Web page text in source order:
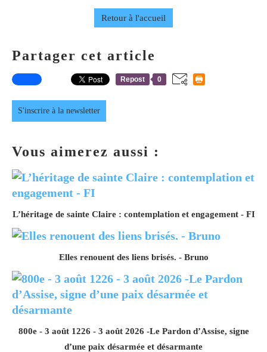
Retour à l'accueil
Partager cet article
Repost 0
S'inscrire à la newsletter
Vous aimerez aussi :
L’héritage de sainte Claire : contemplation et engagement - FI
Elles renouent des liens brisés. - Bruno
800e - 3 août 1226 - 3 août 2026 -Le Pardon d’Assise, signe
d’une paix désarmée et désarmante